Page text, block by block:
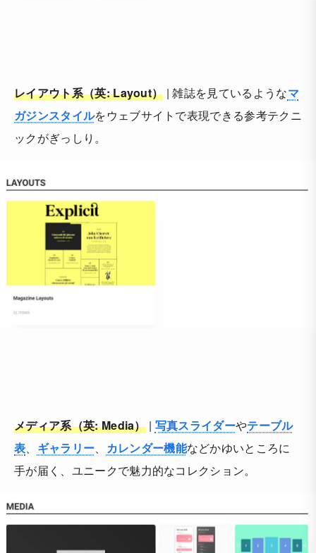
レイアウト系（英: Layout） | 雑誌を見ているようなマ
ガジンスタイルをウェブサイトで表現できる参考テクニ
ックがぎっしり。
メディア系（英: Media）| 写真スライダーやテーブル
表
ギャラリー カレンダー機能などかゆいところに
手が届く、ユニークで魅力的なコレクション。